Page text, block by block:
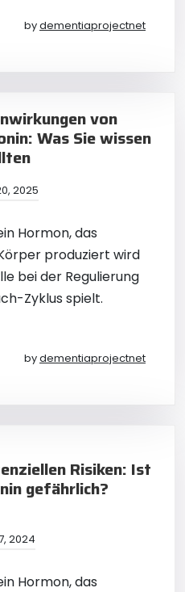
bydementiaprojectnet
von
Was Sie wissen
2025
Hormon, das
produziert wird
bei der Regulierung
Zyklus spielt.
bydementiaprojectnet
Risiken: Ist
gefährlich?
2024
Hormon, das